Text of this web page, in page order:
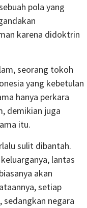
pola yang
karena didoktrin
seorang tokoh
yang kebetulan
hanya perkara
demikian juga
itu.
sulit dibantah.
lantas
akan
setiap
sedangkan negara